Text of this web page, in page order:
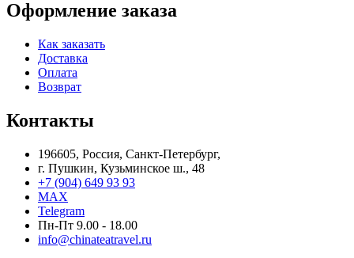
Оформление заказа
Как заказать
Доставка
Оплата
Возврат
Контакты
196605, Россия, Санкт-Петербург,
г. Пушкин, Кузьминское ш., 48
+7 (904) 649 93 93
MAX
Telegram
Пн-Пт 9.00 - 18.00
info@chinateatravel.ru